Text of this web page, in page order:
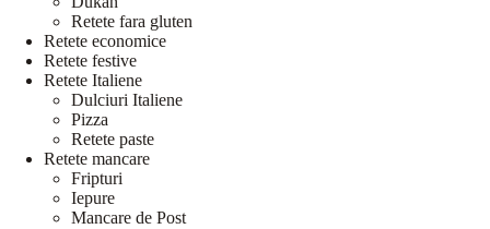
Retete fara gluten
Retete economice
Retete festive
Retete Italiene
Dulciuri Italiene
Pizza
Retete paste
Retete mancare
Fripturi
Iepure
Mancare de Post